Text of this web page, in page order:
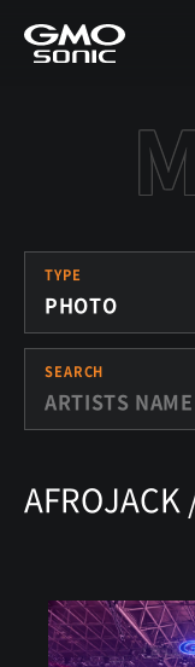
TYPE
PHOTO
SEARCH
AFROJACK